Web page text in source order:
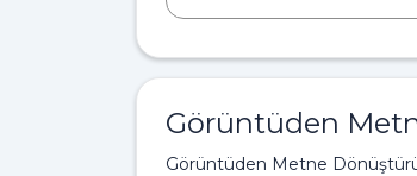
Görüntüden
Görüntüden Metne